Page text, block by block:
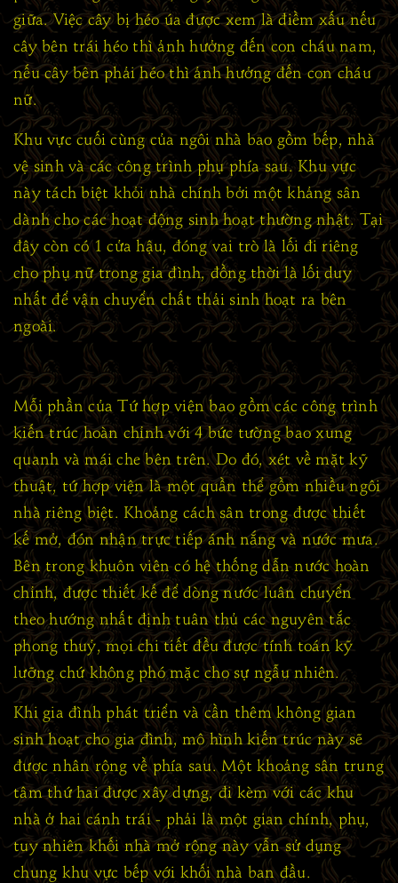
giữa. Việc cây bị héo úa được xem là điềm xấu nếu
cây bên trái héo thì ảnh hưởng đến con cháu nam,
nếu cây bên phải héo thì ảnh hưởng đến con cháu
nữ.
Khu vực cuối cùng của ngôi nhà bao gồm bếp, nhà
vệ sinh và các công trình phụ phía sau. Khu vực
này tách biệt khỏi nhà chính bởi một khảng sân
dành cho các hoạt động sinh hoạt thường nhật. Tại
đây còn có 1 cửa hậu, đóng vai trò là lối đi riêng
cho phụ nữ trong gia đình, đồng thời là lối duy
nhất để vận chuyển chất thải sinh hoạt ra bên
ngoài.
Mỗi phần của Tứ hợp viện bao gồm các công trình
kiến trúc hoàn chỉnh với 4 bức tường bao xung
quanh và mái che bên trên. Do đó, xét về mặt kỹ
thuật, tứ hợp viện là một quần thể gồm nhiều ngôi
nhà riêng biệt. Khoảng cách sân trong được thiết
kế mở, đón nhận trực tiếp ánh nắng và nước mưa.
Bên trong khuôn viên có hệ thống dẫn nước hoàn
chỉnh, được thiết kế để dòng nước luân chuyển
theo hướng nhất định tuân thủ các nguyên tắc
phong thuỷ, mọi chi tiết đều được tính toán kỹ
lưỡng chứ không phó mặc cho sự ngẫu nhiên.
Khi gia đình phát triển và cần thêm không gian
sinh hoạt cho gia đình, mô hình kiến trúc này sẽ
được nhân rộng về phía sau. Một khoảng sân trung
tâm thứ hai được xây dựng, đi kèm với các khu
nhà ở hai cánh trái - phải là một gian chính, phụ,
tuy nhiên khối nhà mở rộng này vẫn sử dụng
chung khu vực bếp với khối nhà ban đầu.